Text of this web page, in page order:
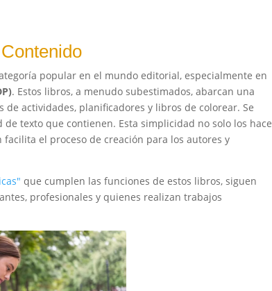
popular en el mundo editorial, especialmente en
. Estos libros, a menudo subestimados, abarcan una
actividades, planificadores y libros de colorear. Se
texto que contienen. Esta simplicidad no solo los hace
el proceso de creación para los autores y
que cumplen las funciones de estos libros, siguen
profesionales y quienes realizan trabajos